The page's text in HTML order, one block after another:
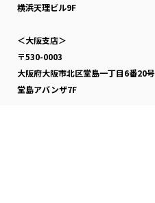
横浜天理ビル9F
＜大阪支店＞
〒530-0003
大阪府大阪市北区堂島一丁目6番20号
堂島アバンザ7F